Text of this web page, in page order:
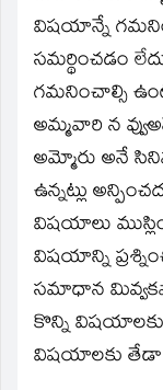
విషయాన్నే
సమర్థించడం
గమనించాల్సి
అమ్మవారి న
అమ్మోరు అనే
ఉన్నట్లు
విషయాలు
విషయాన్ని
సమాధాన
కొన్ని
విషయాలకు తేడా